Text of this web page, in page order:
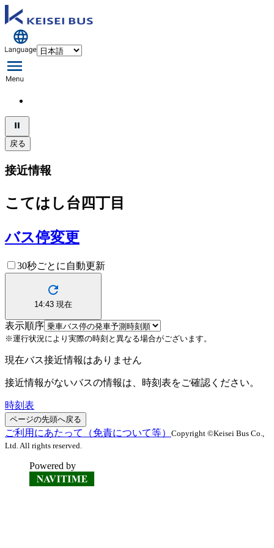
戻る
接近情報
こてはし台四丁目
バス停変更
30秒ごとに自動更新
14:43 現在
表示順序
※運行状況により実際の時刻と異なる場合がございます。
現在バス接近情報はありません
接近情報がないバスの情報は、時刻表をご確認ください。
時刻表
ページの先頭へ戻る
ご利用にあたって（免責について等） Copyright ©Keisei Bus Co.,
Ltd. All rights reserved.
Powered by